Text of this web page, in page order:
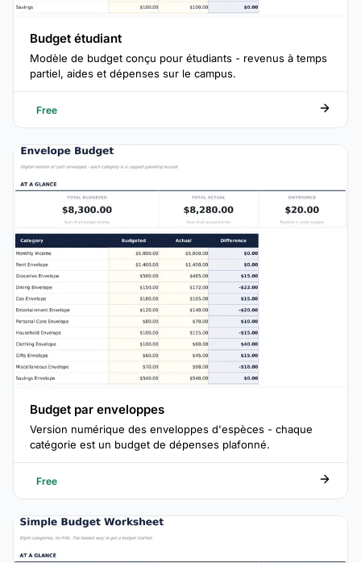
Budget étudiant
Modèle de budget conçu pour étudiants - revenus à temps
partiel, aides et dépenses sur le campus.
Free
Budget par enveloppes
Version numérique des enveloppes d'espèces - chaque
catégorie est un budget de dépenses plafonné.
Free